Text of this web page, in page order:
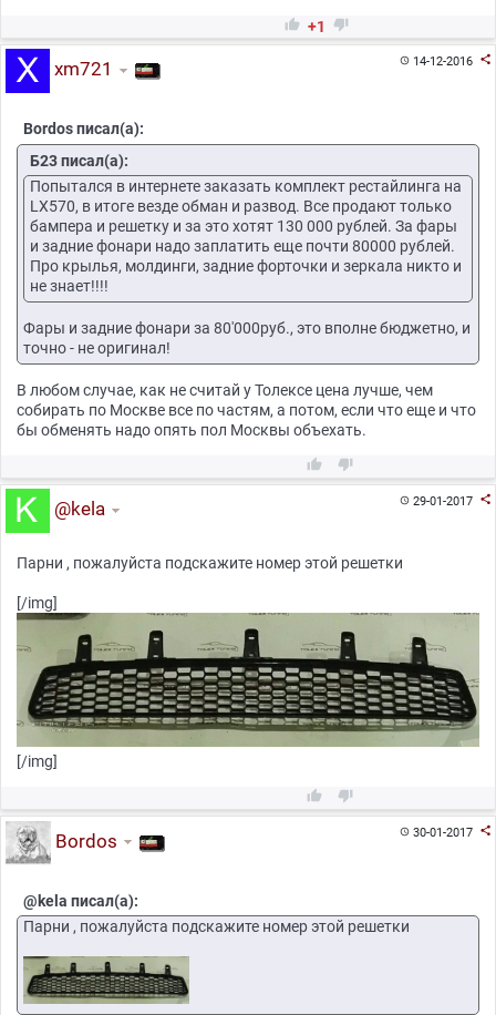
 +1 
14-12-2016 
xm721
Bordos писал(а):
Б23 писал(а):
Попытался в интернете заказать комплект рестайлинга на
LX570, в итоге везде обман и развод. Все продают только
бампера и решетку и за это хотят 130 000 рублей. За фары
и задние фонари надо заплатить еще почти 80000 рублей.
Про крылья, молдинги, задние форточки и зеркала никто и
не знает!!!!
Фары и задние фонари за 80'000руб., это вполне бюджетно, и
точно - не оригинал!
В любом случае, как не считай у Толексе цена лучше, чем
собирать по Москве все по частям, а потом, если что еще и что
бы обменять надо опять пол Москвы объехать.
 
29-01-2017 
@kela
Парни , пожалуйста подскажите номер этой решетки
[/img]
[/img]
 
30-01-2017 
Bordos
@kela писал(а):
Парни , пожалуйста подскажите номер этой решетки